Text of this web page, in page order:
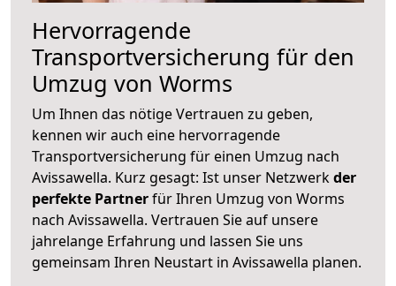
Hervorragende
Transportversicherung für den
Umzug von Worms
Um Ihnen das nötige Vertrauen zu geben,
kennen wir auch eine hervorragende
Transportversicherung für einen Umzug nach
Avissawella. Kurz gesagt: Ist unser Netzwerkder
perfekte Partnerfür Ihren Umzug von Worms
nach Avissawella. Vertrauen Sie auf unsere
jahrelange Erfahrung und lassen Sie uns
gemeinsam Ihren Neustart in Avissawella planen.